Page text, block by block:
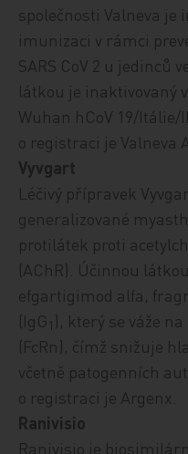
společnosti Valneva je
imunizaci v rámci
SARS CoV 2 u jedinců
látkou je inaktivovaný v
Wuhan hCoV 19/Itálie/
o registraci je Valneva
Vyvgart
Léčivý přípravek
generalizované
protilátek proti
(AChR). Účinnou
efgartigimod alfa,
(IgG 1 ), který se váže
(FcRn), čímž snižuje
včetně patogenních
o registraci je Argenx.
Ranivisio
Ranivisio je